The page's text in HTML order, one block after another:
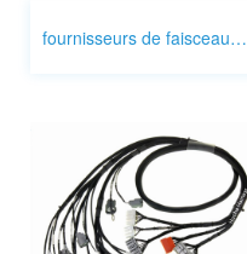
fournisseurs de faisceaux de câbles